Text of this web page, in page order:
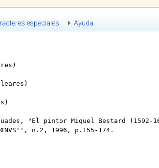
especiales Ayuda